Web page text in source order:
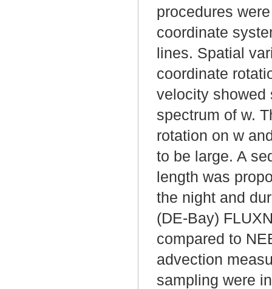
procedures
coordinate
lines. Spatial
coordinate
velocity showed
spectrum of w.
rotation on w
to be large. A
length was
the night and
(DE-Bay)
compared to
advection
sampling were